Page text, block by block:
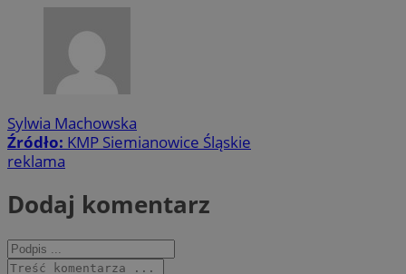
Sylwia Machowska
Źródło: KMP Siemianowice Śląskie
reklama
Dodaj komentarz